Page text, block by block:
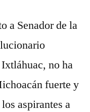
a Senador de la
no ha
fuerte y
aspirantes a